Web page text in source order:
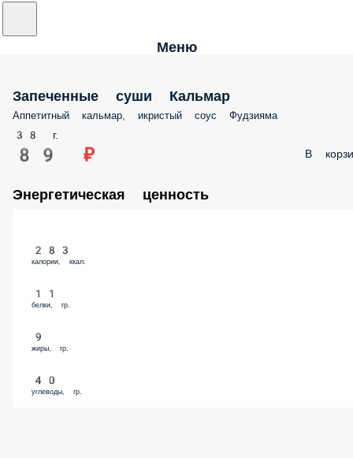
Меню
Запеченные суши Кальмар
Аппетитный кальмар, икристый соус Фудзияма
38 г.
89 ₽ В
Энергетическая ценность
283
калории, ккал.
11
белки, гр.
9
жиры, гр.
40
углеводы, гр.